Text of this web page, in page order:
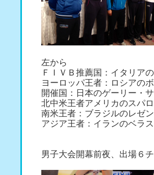
左から
ＦＩＶＢ推薦国：イタリア
ヨーロッパ王者：ロシアの
開催国：日本のゲーリー・
北中米王者アメリカのスパ
南米王者：ブラジルのレゼ
アジア王者：イランのベラ
男子大会開幕前夜、出場６